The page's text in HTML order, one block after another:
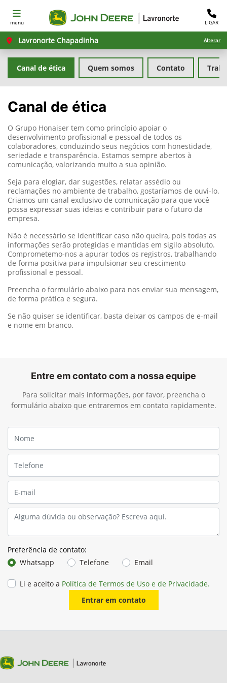
menu LIGAR
Lavronorte Chapadinha Alterar
Quem somos Contato
Canal de ética
Canal de ética
O Grupo Honaiser tem como princípio apoiar o
desenvolvimento profissional e pessoal de todos os
colaboradores, conduzindo seus negócios com honestidade,
seriedade e transparência. Estamos sempre abertos à
comunicação, valorizando muito a sua opinião.
Seja para elogiar, dar sugestões, relatar assédio ou
reclamações no ambiente de trabalho, gostaríamos de ouvi-lo.
Criamos um canal exclusivo de comunicação para que você
possa expressar suas ideias e contribuir para o futuro da
empresa.
Não é necessário se identificar caso não queira, pois todas as
informações serão protegidas e mantidas em sigilo absoluto.
Comprometemo-nos a apurar todos os registros, trabalhando
de forma positiva para impulsionar seu crescimento
profissional e pessoal.
Preencha o formulário abaixo para nos enviar sua mensagem,
de forma prática e segura.
Se não quiser se identificar, basta deixar os campos de e-mail
e nome em branco.
Entre em contato com a nossa equipe
Para solicitar mais informações, por favor, preencha o
formulário abaixo que entraremos em contato rapidamente.
Preferência de contato:
Whatsapp
Telefone Email
Li e aceito a Política de Termos de Uso e de Privacidade.
Entrar em contato